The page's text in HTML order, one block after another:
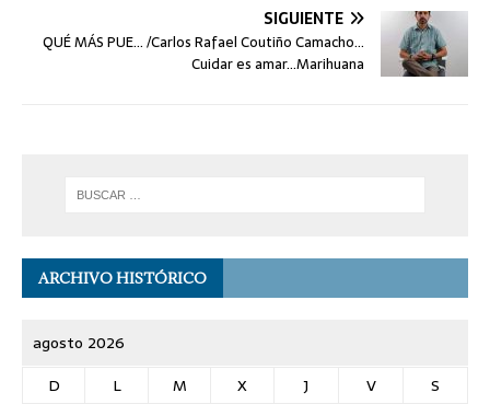
SIGUIENTE
QUÉ MÁS PUE… /Carlos Rafael Coutiño Camacho…
Cuidar es amar…Marihuana
ARCHIVO HISTÓRICO
agosto 2026
D
L M X J V
S